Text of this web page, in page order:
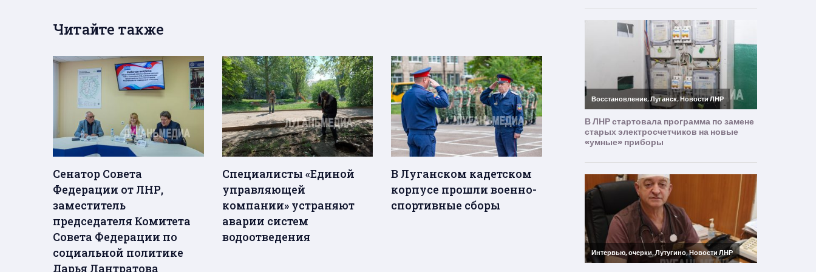
Читайте также
Сенатор Совета
Федерации от ЛНР,
заместитель
председателя Комитета
Совета Федерации по
социальной политике
Дарья Лантратова
Специалисты «Единой
управляющей
компании» устраняют
аварии систем
водоотведения
В Луганском кадетском
корпусе прошли военно-
спортивные сборы